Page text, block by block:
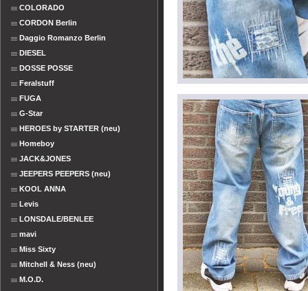
COLORADO
CORDON Berlin
Daggio Romanzo Berlin
DIESEL
DOSSE POSSE
Feralstuff
FUGA
G-Star
HEROES by STARTER (neu)
Homeboy
JACK&JONES
JEEPERS PEEPERS (neu)
KOOL ANNA
Levis
LONSDALE/BENLEE
mavi
Miss Sixty
Mitchell & Ness (neu)
M.O.D.